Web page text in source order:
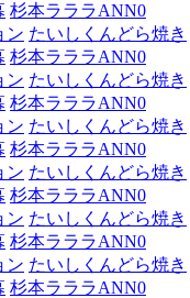
杉本ラララANN0
ン たいしくんどら焼き
杉本ラララANN0
ン たいしくんどら焼き
杉本ラララANN0
ン たいしくんどら焼き
杉本ラララANN0
ン たいしくんどら焼き
杉本ラララANN0
ン たいしくんどら焼き
杉本ラララANN0
ン たいしくんどら焼き
杉本ラララANN0